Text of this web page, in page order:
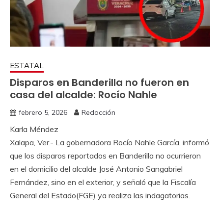
ESTATAL
Disparos en Banderilla no fueron en
casa del alcalde: Rocío Nahle
febrero 5, 2026 Redacción
Karla Méndez
Xalapa, Ver.- La gobernadora Rocío Nahle García, informó
que los disparos reportados en Banderilla no ocurrieron
en el domicilio del alcalde José Antonio Sangabriel
Fernández, sino en el exterior, y señaló que la Fiscalía
General del Estado(FGE) ya realiza las indagatorias.